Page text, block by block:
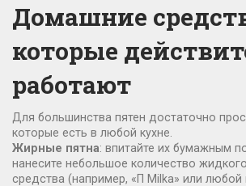
Домашние
которые
работают
Для большинства пятен достаточно
которые есть в любой кухне.
Жирные пятна: впитайте их бумажным
нанесите небольшое количество
средства (например, «П Milka» или любой